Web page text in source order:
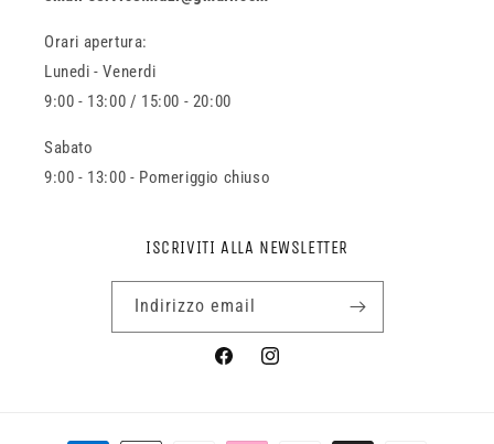
Orari apertura:
Lunedi - Venerdi
9:00 - 13:00 / 15:00 - 20:00
Sabato
9:00 - 13:00 - Pomeriggio chiuso
ISCRIVITI ALLA NEWSLETTER
Indirizzo email
FacebookInstagram